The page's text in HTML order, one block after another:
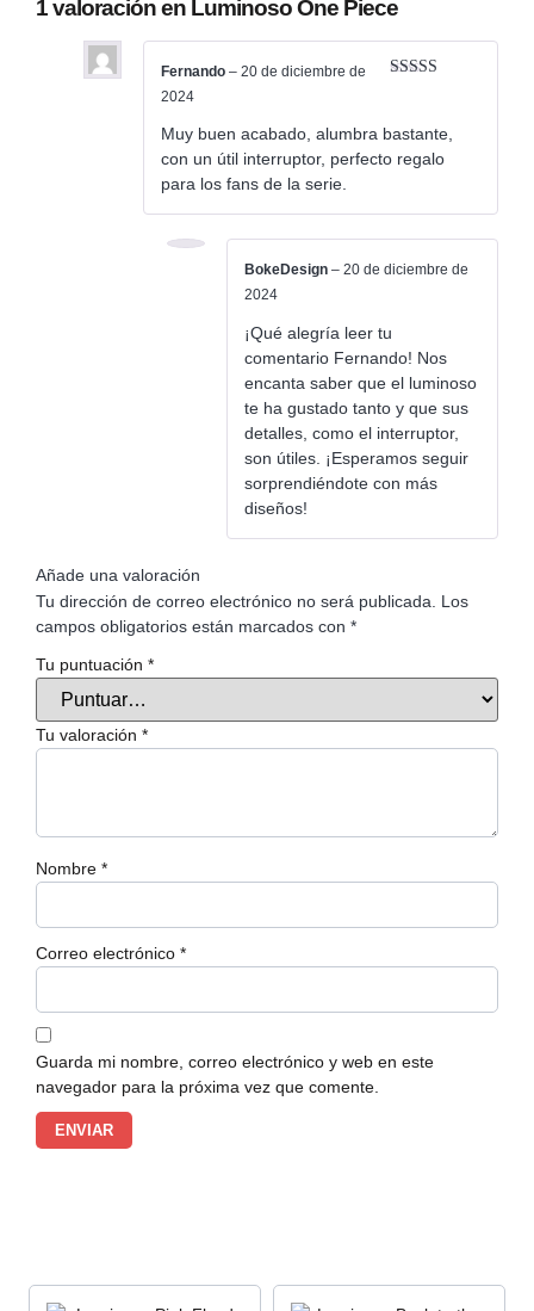
1 valoración en Luminoso One Piece
Fernando – 20 de diciembre de
2024
Muy buen acabado, alumbra bastante,
con un útil interruptor, perfecto regalo
para los fans de la serie.
BokeDesign – 20 de diciembre de
2024
¡Qué alegría leer tu
comentario Fernando! Nos
encanta saber que el luminoso
te ha gustado tanto y que sus
detalles, como el interruptor,
son útiles. ¡Esperamos seguir
sorprendiéndote con más
diseños!
Añade una valoración
Tu dirección de correo electrónico no será publicada.
Los
campos obligatorios están marcados con *
Tu puntuación *
Tu valoración *
Nombre *
Correo electrónico *
Guarda mi nombre, correo electrónico y web en este
navegador para la próxima vez que comente.